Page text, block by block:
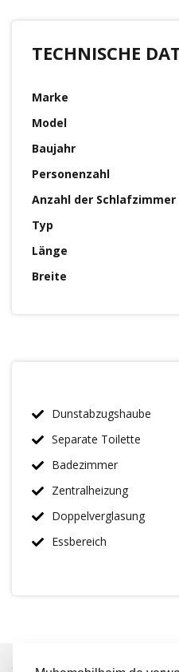
TECHNISCHE
Marke
Model
Baujahr
Personenzahl
Anzahl der Schlafzimmer
Typ
Länge
Breite
Dunstabzugshaube
Separate Toilette
Badezimmer
Zentralheizung
Doppelverglasung
Essbereich